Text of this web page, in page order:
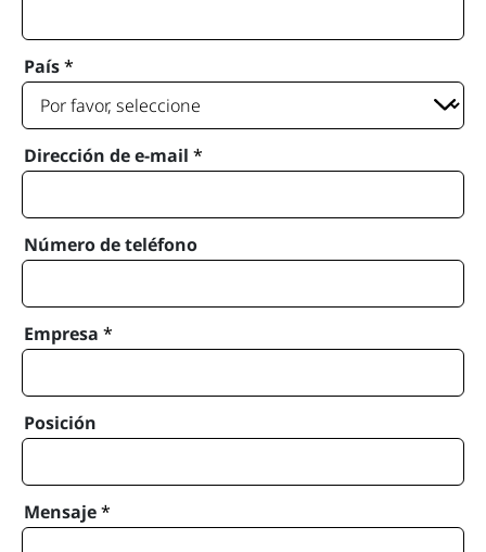
País*
Dirección de e-mail *
Número de teléfono
Empresa *
Posición
Mensaje*